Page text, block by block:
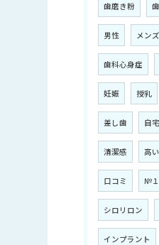
歯磨き粉
男性 メンズ
歯科心身症
妊娠 授乳
差し歯 自宅
清潔感 高い
口コミ №１
シロリロン
インプラント